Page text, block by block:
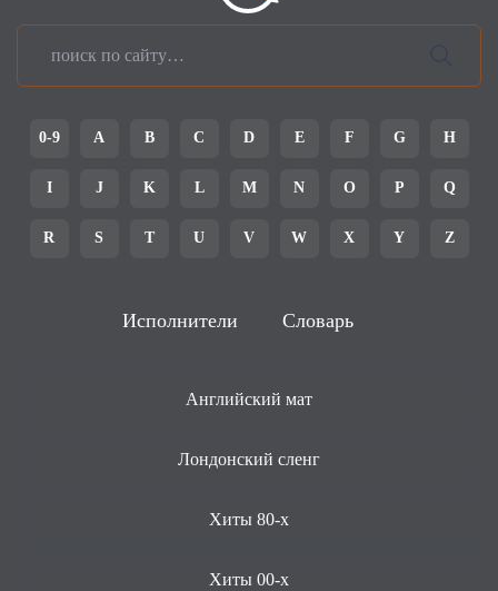
0-9 A B C D E F G H
I J K L M N O P Q
R S T U V W X Y Z
Исполнители Словарь
Английский мат
Лондонский сленг
Хиты 80-х
Хиты 00-х